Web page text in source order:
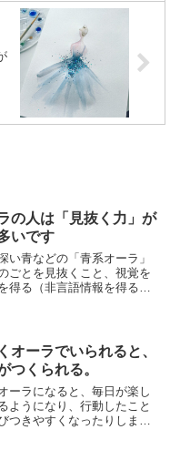
の人は「見抜く力」が
いです
い青などの「青系オーラ」
ごとを見抜くこと、視覚を
得る（非言語情報を得る）
オーラでいられると、
つくられる。
ーラになると、毎日が楽し
ようになり、行動したこと
つきやすくなったりしま